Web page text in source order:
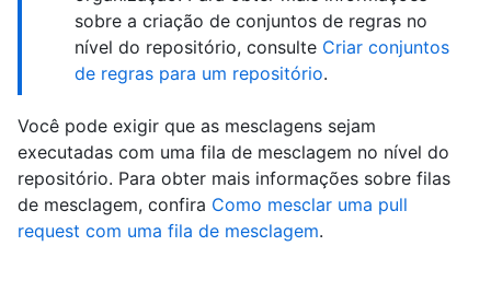
sobre a criação de conjuntos de regras no
nível do repositório, consulte Criar conjuntos
de regras para um repositório.
Você pode exigir que as mesclagens sejam
executadas com uma fila de mesclagem no nível do
repositório. Para obter mais informações sobre filas
de mesclagem, confira Como mesclar uma pull
request com uma fila de mesclagem.